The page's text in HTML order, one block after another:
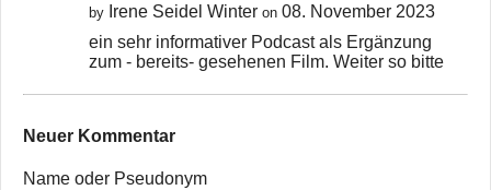
by Irene Seidel Winter on 08. November 2023
ein sehr informativer Podcast als Ergänzung
zum - bereits- gesehenen Film. Weiter so bitte
Neuer Kommentar
Name oder Pseudonym